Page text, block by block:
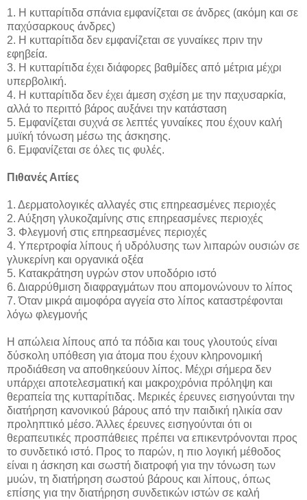
1. Η κυτταρίτιδα σπάνια εμφανίζεται σε άνδρες (ακόμη και σε
παχύσαρκους άνδρες)
2. Η κυτταρίτιδα δεν εμφανίζεται σε γυναίκες πριν την
εφηβεία.
3. Η κυτταρίτιδα έχει διάφορες βαθμίδες από μέτρια μέχρι
υπερβολική.
4. Η κυτταρίτιδα δεν έχει άμεση σχέση με την παχυσαρκία,
αλλά το περιττό βάρος αυξάνει την κατάσταση
5. Εμφανίζεται συχνά σε λεπτές γυναίκες που έχουν καλή
μυϊκή τόνωση μέσω της άσκησης.
6. Εμφανίζεται σε όλες τις φυλές.
Πιθανές Αιτίες
1. Δερματολογικές αλλαγές στις επηρεασμένες περιοχές
2. Αύξηση γλυκοζαμίνης στις επηρεασμένες περιοχές
3. Φλεγμονή στις επηρεασμένες περιοχές
4. Υπερτροφία λίπους ή υδρόλυσης των λιπαρών ουσιών σε
γλυκερίνη και οργανικά οξέα
5. Κατακράτηση υγρών στον υποδόριο ιστό
6. Διαρρύθμιση διαφραγμάτων που απομονώνουν το λίπος
7. Όταν μικρά αιμοφόρα αγγεία στο λίπος καταστρέφονται
λόγω φλεγμονής
Η απώλεια λίπους από τα πόδια και τους γλουτούς είναι
δύσκολη υπόθεση για άτομα που έχουν κληρονομική
προδιάθεση να αποθηκεύουν λίπος. Μέχρι σήμερα δεν
υπάρχει αποτελεσματική και μακροχρόνια πρόληψη και
θεραπεία της κυτταρίτιδας. Μερικές έρευνες εισηγούνται την
διατήρηση κανονικού βάρους από την παιδική ηλικία σαν
προληπτικό μέσο. Άλλες έρευνες εισηγούνται ότι οι
θεραπευτικές προσπάθειες πρέπει να επικεντρόνονται προς
το συνδετικό ιστό. Προς το παρών, η πιο λογική μέθοδος
είναι η άσκηση και σωστή διατροφή για την τόνωση των
μυών, τη διατήρηση σωστού βάρους και λίπους, όπως
επίσης για την διατήρηση συνδετικών ιστών σε καλή